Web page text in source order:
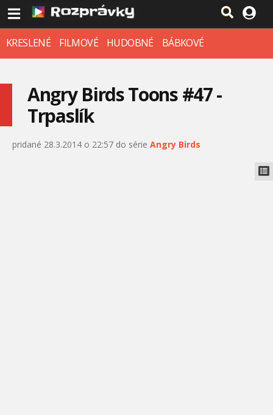
KRESLENÉ FILMOVÉ HUDOBNÉ BÁBKOVÉ
Angry Birds Toons #47 -
Trpaslík
pridané 28.3.2014 o 22:57 do série Angry Birds